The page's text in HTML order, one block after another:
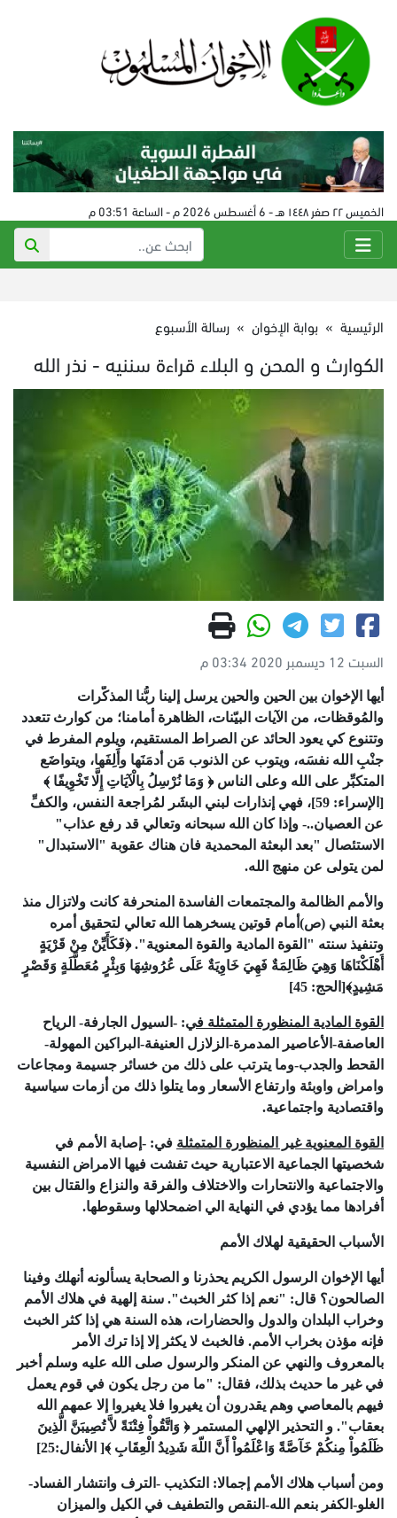
الخميس ٢٢ صفر ١٤٤٨ هـ - 6 أغسطس 2026 م - الساعة 03:51 م
الرئيسية » بوابة الإخوان » رسالة الأسبوع
الكوارث و المحن و البلاء قراءة سننيه - نذر الله
السبت 12 ديسمبر 2020 03:34 م
أيها الإخوان بين الحين والحين يرسل إلينا ربُّنا المذكّرات
والمُوقظات، من الآيات البيّنات، الظاهرة أمامنا؛ من كوارث تتعدد
وتتنوع كي يعود الحائد عن الصراط المستقيم، ويلوم المفرط في
جنْبِ الله نفسَه، ويتوب عن الذنوب مَن أدمَنَها وأَلِفَها، ويتواضَع
المتكبِّر على الله وعلى الناس ﴿ وَمَا نُرْسِلُ بِالْآيَاتِ إِلَّا تَخْوِيفًا ﴾
[الإسراء: 59
]، فهي إنذارات لبني البشَر لمُراجعة النفس، والكفِّ
عن العصيان..- وإذا كان الله سبحانه وتعالي قد رفع عذاب"
الاستئصال "بعد البعثة المحمدية فان هناك عقوبة "الاستبدال"
لمن يتولى عن منهج الله.
والأمم الظالمة والمجتمعات الفاسدة المنحرفة كانت ولاتزال منذ
بعثة النبي (ص)أمام قوتين يسخرهما الله تعالي لتحقيق أمره
وتنفيذ سنته "القوة المادية والقوة المعنوية". ﴿فَكَأَيِّنْ مِنْ قَرْيَةٍ
أَهْلَكْنَاهَا وَهِيَ ظَالِمَةٌ فَهِيَ خَاوِيَةٌ عَلَى عُرُوشِهَا وَبِئْرٍ مُعَطَّلَةٍ وَقَصْرٍ
مَشِيدٍ﴾[الحج: 45
]
القوة المادية المنظورة المتمثلة في: -السيول الجارفة- الرياح
العاصفة-الأعاصير المدمرة-الزلازل العنيفة-البراكين المهولة-
القحط والجدب-وما يترتب على ذلك من خسائر جسيمة ومجاعات
وامراض واوبئة وارتفاع الأسعار وما يتلوا ذلك من أزمات سياسية
واقتصادية واجتماعية.
القوة المعنوية غير المنظورة المتمثلة في: -إصابة الأمم في
شخصيتها الجماعية الاعتبارية حيث تفشت فيها الامراض النفسية
والاجتماعية والانتحارات و الاختلاف والفرقة والنزاع والقتال بين
أفرادها مما يؤدي في النهاية الي اضمحلالها وسقوطها.
الأسباب الحقيقية لهلاك الأمم
أيها الإخوان الرسول الكريم يحذرنا و الصحابة يسألونه أنهلك وفينا
الصالحون؟ قال: "نعم إذا كثر الخبث". سنة إلهية في هلاك الأمم
وخراب البلدان والدول والحضارات، هذه السنة هي إذا كثر الخبث
فإنه مؤذن بخراب الأمم. فالخبث لا يكثر إلا إذا ترك الأمر
بالمعروف والنهي عن المنكر والرسول صلى الله عليه وسلم أخبر
في غير ما حديث بذلك، فقال: "ما من رجل يكون في قوم يعمل
فيهم بالمعاصي وهم يقدرون أن يغيروا فلا يغيروا إلا عمهم الله
بعقاب". و التحذير الإلهي المستمر﴿ وَاتَّقُواْ فِتْنَةً لاَّ تُصِيبَنَّ الَّذِينَ
ظَلَمُواْ مِنكُمْ خَآصَّةً وَاعْلَمُواْ أَنَّ اللّهَ شَدِيدُ الْعِقَابِ ﴾[ الأنفال:25
]
ومن أسباب هلاك الأمم إجمالا: التكذيب -الترف وانتشار الفساد-
الغلو-الكفر بنعم الله-النقص والتطفيف في الكيل والميزان